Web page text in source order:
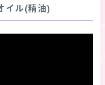
イル(精油)